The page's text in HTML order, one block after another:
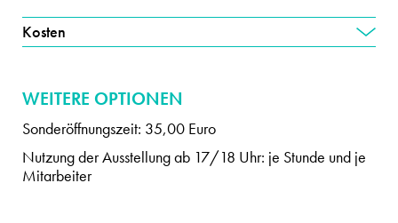
Kosten
WEITERE OPTIONEN
Sonderöffnungszeit: 35,00 Euro
Nutzung der Ausstellung ab 17/18 Uhr: je Stunde und je
Mitarbeiter